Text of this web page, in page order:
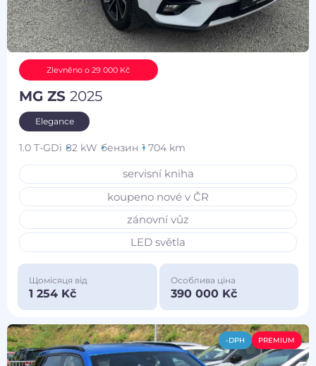
Zlevněno o 29 000 Kč
MG ZS2025
Elegance
1.0 T-GDi 82 kW бензин 1 704 km
servisní kniha
koupeno nové v ČR
zánovní vůz
LED světla
Щомісяця від
1 254 Kč
Особлива ціна
390 000 Kč
-DPH PREMIUM